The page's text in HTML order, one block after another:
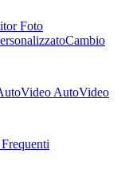
Foto
Cambio
Video AutoVideo